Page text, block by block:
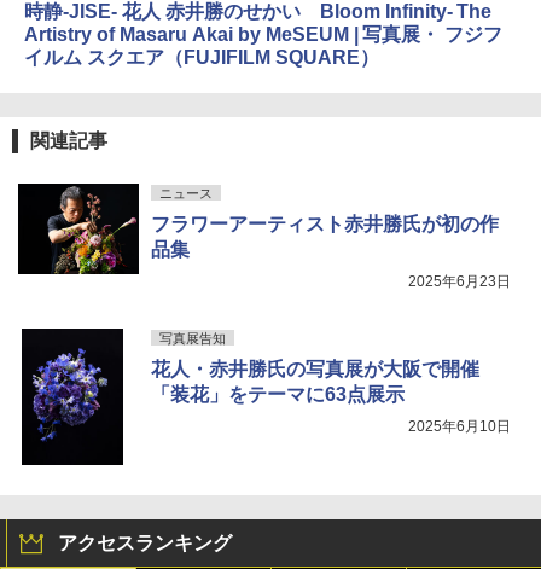
時静-JISE- 花人 赤井勝のせかい Bloom Infinity- The
Artistry of Masaru Akai by MeSEUM | 写真展・ フジフ
イルム スクエア（FUJIFILM SQUARE）
関連記事
ニュース
フラワーアーティスト赤井勝氏が初の作
品集
2025年6月23日
写真展告知
花人・赤井勝氏の写真展が大阪で開催
「装花」をテーマに63点展示
2025年6月10日
アクセスランキング